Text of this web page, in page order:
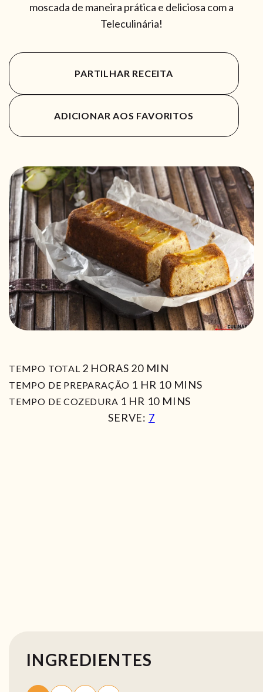
moscada de maneira prática e deliciosa com a
Teleculinária!
PARTILHAR RECEITA
ADICIONAR AOS FAVORITOS
TEMPO TOTAL 2HORAS
HORAS 20MIN
MIN
TEMPO DE PREPARAÇÃO 1 HORA
HR 10MIN
MINS
TEMPO DE COZEDURA 1 HORA
HR 10MIN
MINS
SERVE: 7
INGREDIENTES